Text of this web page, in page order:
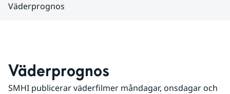
Väderprognos
Väderprognos
SMHI publicerar väderfilmer måndagar, onsdagar och